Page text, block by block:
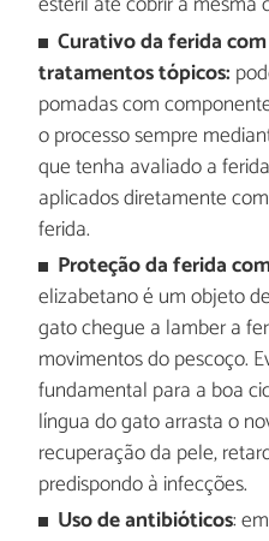
Curativo da ferida
tratamentos tópicos:
pomadas com
o processo sempre
que tenha avaliado a
aplicados diretamente
ferida.
Proteção da ferida
elizabetano é um objeto
gato chegue a lamber a
movimentos do pescoço.
fundamental para a boa
língua do gato arrasta o
recuperação da pele,
predispondo à infecções.
Uso de antibióticos: